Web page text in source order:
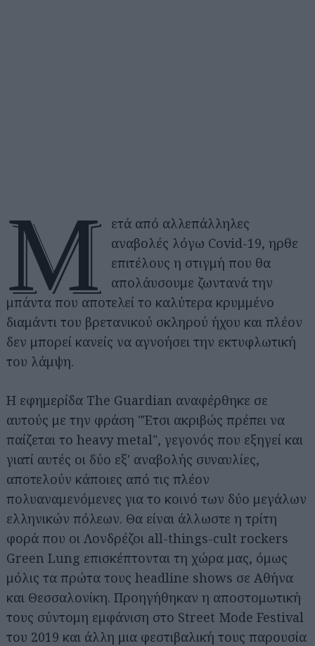
Μ
ετά από αλλεπάλληλες
αναβολές λόγω Covid-19, ηρθε
επιτέλους η στιγμή που θα
απολάυσουμε ζωντανά την
μπάντα που αποτελεί το καλύτερα κρυμμένο
διαμάντι του βρετανικού σκληρού ήχου και πλέον
δεν μπορεί κανείς να αγνοήσει την εκτυφλωτική
του λάμψη.
Η εφημερίδα The Guardian αναφέρθηκε σε
αυτούς με την φράση "Έτσι ακριβώς πρέπει να
παίζεται το heavy metal", γεγονός που εξηγεί και
γιατί αυτές οι δύο εξ' αναβολής συναυλίες,
αποτελούν κάποιες από τις πλέον
πολυαναμενόμενες για το κοινό των δύο μεγάλων
ελληνικών πόλεων. Θα είναι άλλωστε η τρίτη
φορά που οι Λονδρέζοι all-things-cult rockers
Green Lung επισκέπτονται τη χώρα μας, όμως
μόλις τα πρώτα τους headline shows σε Αθήνα
και Θεσσαλονίκη. Προηγήθηκαν η αποστομωτική
τους σύντομη εμφάνιση στο Street Mode Festival
του 2019 και άλλη μια φεστιβαλική τους παρουσία